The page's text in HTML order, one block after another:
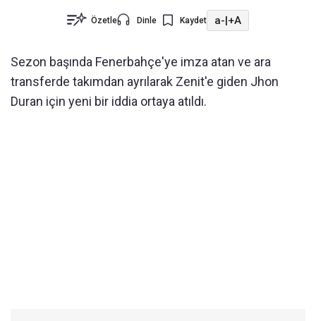
Özetle Dinle Kaydet a-|+A
Sezon başında Fenerbahçe'ye imza atan ve ara
transferde takımdan ayrılarak Zenit'e giden Jhon
Duran için yeni bir iddia ortaya atıldı.